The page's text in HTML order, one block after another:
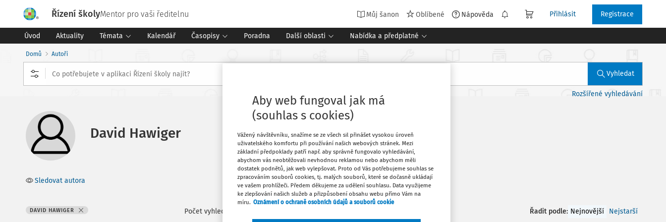
Řízení školyMentor pro vaši ředitelnu Můj šanon Oblíbené Nápověda Přihlásit Registrace
Úvod Aktuality Témata Kalendář Časopisy Poradna Další oblasti Nabídka a předplatné
Domů Autoři
Vyhledat
Rozšířené vyhledávání
David Hawiger
Sledovat autora
DAVID HAWIGER Počet vyhledaných dokumentů: Řadit podle: Nejnovější Nejstarší
Aby web fungoval jak má
(souhlas s cookies)
Vážený návštěvníku, snažíme se ze všech sil přinášet vysokou úroveň
uživatelského komfortu při používání našich webových stránek. Mezi
základní předpoklady patří např. aby správně fungovalo vyhledávání,
abychom vás neobtěžovali nevhodnou reklamou nebo abychom měli
dostatek podnětů, jak web vylepšovat. Proto od Vás potřebujeme souhlas se
zpracováním souborů cookies, tj. malých souborů, které se dočasně ukládají
ve vašem prohlížeči. Předem děkujeme za udělení souhlasu. Data využijeme
ke zlepšování našich služeb a přizpůsobení obsahu webu přímo Vám na
míru. Oznámení o ochraně osobních údajů a souborů cookie